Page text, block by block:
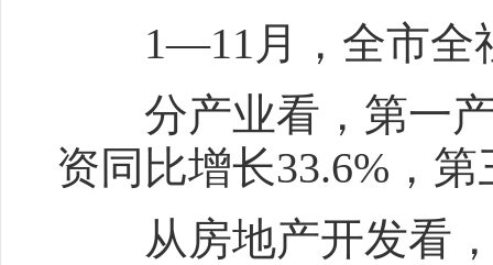
1—11月，全市全社
分产业看，第一产
资同比增长33.6%，
从房地产开发看，